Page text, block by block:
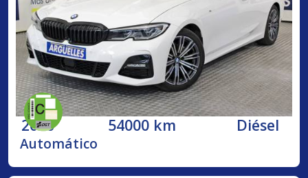
2020 54000 km Diésel
Automático